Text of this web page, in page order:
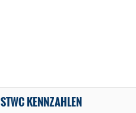
STWC KENNZAHLEN